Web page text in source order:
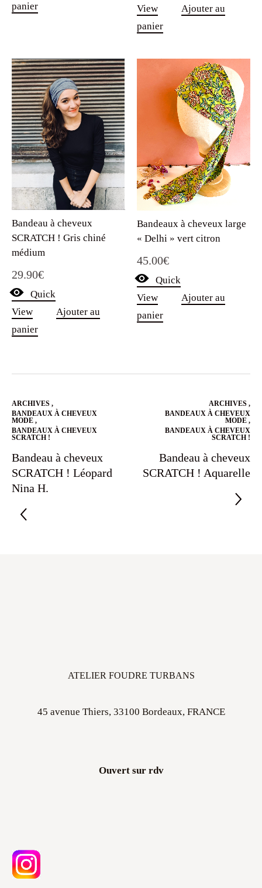
panier
View
Ajouter au
panier
Bandeau à cheveux
SCRATCH ! Gris chiné
médium
29.90€
Quick
View
Ajouter au
panier
Bandeaux à cheveux large
« Delhi » vert citron
45.00€
Quick
View
Ajouter au
panier
ARCHIVES ,
BANDEAUX À CHEVEUX
MODE ,
BANDEAUX À CHEVEUX
SCRATCH !
Bandeau à cheveux
SCRATCH ! Léopard
Nina H.
ARCHIVES ,
BANDEAUX À CHEVEUX
MODE ,
BANDEAUX À CHEVEUX
SCRATCH !
Bandeau à cheveux
SCRATCH ! Aquarelle
ATELIER FOUDRE TURBANS
45 avenue Thiers, 33100 Bordeaux, FRANCE
Ouvert sur rdv